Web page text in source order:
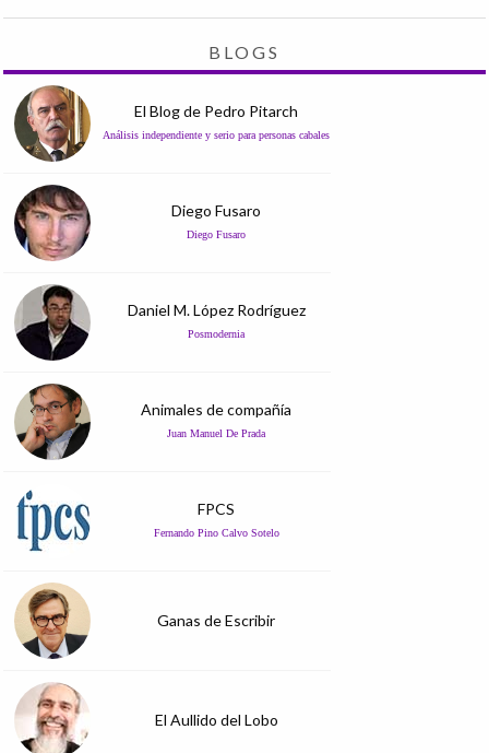
BLOGS
El Blog de Pedro Pitarch
Análisis independiente y serio para personas cabales
Diego Fusaro
Diego Fusaro
Daniel M. López Rodríguez
Posmodernia
Animales de compañía
Juan Manuel De Prada
FPCS
Fernando Pino Calvo Sotelo
Ganas de Escribir
El Aullido del Lobo